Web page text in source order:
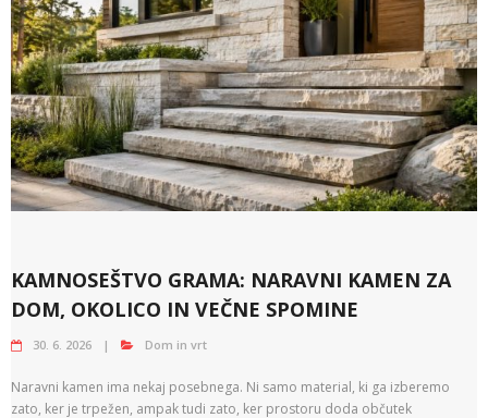
KAMNOSEŠTVO GRAMA: NARAVNI KAMEN ZA
DOM, OKOLICO IN VEČNE SPOMINE
30. 6. 2026 Dom in vrt
Naravni kamen ima nekaj posebnega. Ni samo material, ki ga izberemo
zato, ker je trpežen, ampak tudi zato, ker prostoru doda občutek